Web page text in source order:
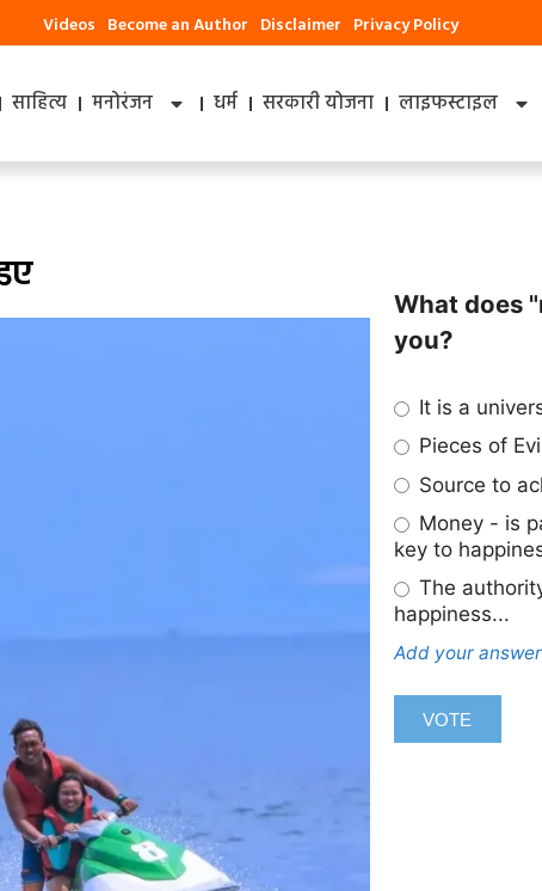
Videos Become an Author Disclaimer Privacy Policy
साहित्य मनोरंजन धर्म सरकारी योजना लाइफस्टाइल
What does
you?
It is a
Pieces of
Source to
Money - is
key to
The
happiness...
Add your answer